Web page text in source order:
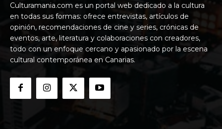
Culturamania.com es un portal web dedicado a la cultura
en todas sus formas: ofrece entrevistas, artículos de
opinión, recomendaciones de cine y series, crónicas de
eventos, arte, literatura y colaboraciones con creadores,
todo con un enfoque cercano y apasionado por la escena
cultural contemporánea en Canarias.